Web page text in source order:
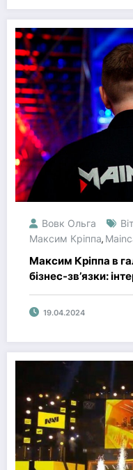
Вовк Ольга
Максим Кріппа,
Максим Кріппа в
бізнес-зв’язки:
19.04.2024